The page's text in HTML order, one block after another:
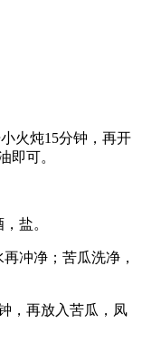
火炖15分钟，再开
即可。
盐。
冲净；苦瓜洗净，
，再放入苦瓜，凤